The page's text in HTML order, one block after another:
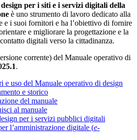
per i siti e i servizi digitali della
è uno strumento di lavoro dedicato alla
e i suoi fornitori e ha l’obiettivo di fornire
e migliorare la progettazione e la
digitali verso la cittadinanza.
corrente) del Manuale operativo di
.
e uso del Manuale operativo di design
e storico
del manuale
al manuale
per i servizi pubblici digitali
l’amministrazione digitale (e-